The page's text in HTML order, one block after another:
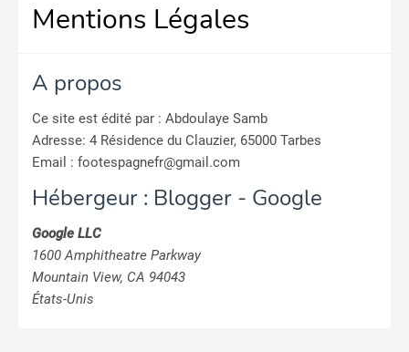
Mentions Légales
A propos
Ce site est édité par : Abdoulaye Samb
Adresse: 4 Résidence du Clauzier, 65000 Tarbes
Email : footespagnefr@gmail.com
Hébergeur : Blogger - Google
Google LLC
1600 Amphitheatre Parkway
Mountain View, CA 94043
États-Unis